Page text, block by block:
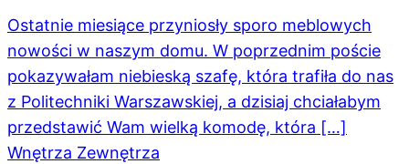
Ostatnie miesiące przyniosły sporo meblowych
nowości w naszym domu. W poprzednim poście
pokazywałam niebieską szafę, która trafiła do nas
z Politechniki Warszawskiej, a dzisiaj chciałabym
przedstawić Wam wielką komodę, która […]
Wnętrza Zewnętrza